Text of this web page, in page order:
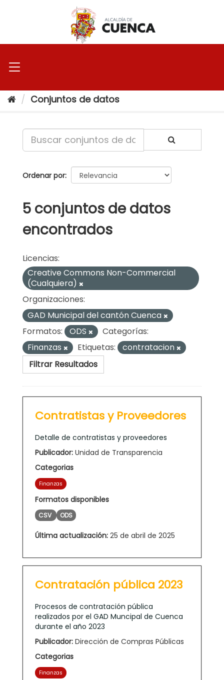
Conjuntos de datos
Ordenar por
5 conjuntos de datos
encontrados
Licencias:
Creative Commons Non-Commercial
(Cualquiera)
Organizaciones:
GAD Municipal del cantón Cuenca
Formatos:
ODS
Categorías:
Finanzas
Etiquetas:
contratacion
Filtrar Resultados
Contratistas y Proveedores
Detalle de contratistas y proveedores
Publicador: Unidad de Transparencia
Categorias
Finanzas
Formatos disponibles
CSV ODS
Última actualización: 25 de abril de 2025
Contratación pública 2023
Procesos de contratación pública
realizados por el GAD Muncipal de Cuenca
durante el año 2023
Publicador: Dirección de Compras Públicas
Categorias
Finanzas